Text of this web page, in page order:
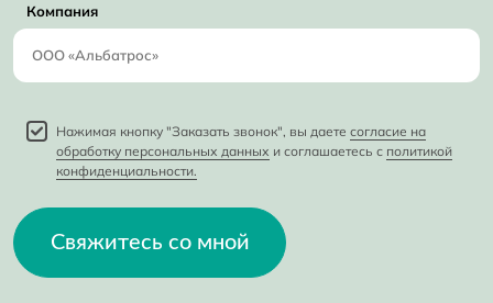
Компания
Нажимая кнопку "Заказать звонок", вы даете согласие на
обработку персональных данных и соглашаетесь с политикой
конфиденциальности.
Свяжитесь со мной